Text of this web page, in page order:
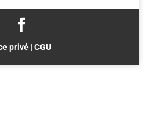
privé|CGU